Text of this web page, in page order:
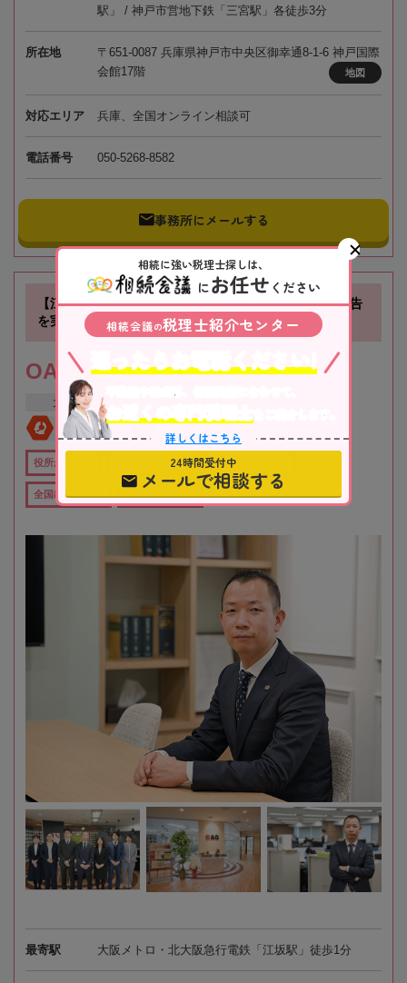
駅」 / 神戸市営地下鉄「三宮駅」各徒歩3分
所在地
〒651-0087 兵庫県神戸市中央区御幸通8-1-6 神戸国際
会館17階
地図
対応エリア 兵庫、全国オンライン相談可
電話番号 050-5268-8582
事務所にメールする
【江坂駅徒歩1分】お客様に寄り添い、確かな相続税申告
を実現します！
OAG税理士法人 大阪
大阪府
全国対応 初回相談無料
役所から近い 在籍数10名以上 オンライン相談可
全国出張対応可 女性税理士在籍
最寄駅 大阪メトロ・北大阪急行電鉄「江坂駅」徒歩1分
相続に強い税理士探しは、
にお任せ ください
相続会議の税理士紹介センター
不動産や株式等、相続資産に合わせて、
お近くの専門税理士
をご紹介します。
詳しくはこちら
24時間受付中
メールで相談する